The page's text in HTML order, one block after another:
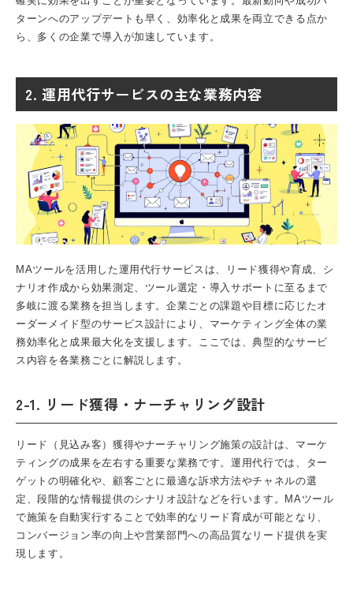
ターンへのアップデートも早く、効率化と成果を両立できる点か
ら、多くの企業で導入が加速しています。
2. 運用代行サービスの主な業務内容
MAツールを活用した運用代行サービスは、リード獲得や育成、シ
ナリオ作成から効果測定、ツール選定・導入サポートに至るまで
多岐に渡る業務を担当します。企業ごとの課題や目標に応じたオ
ーダーメイド型のサービス設計により、マーケティング全体の業
務効率化と成果最大化を支援します。ここでは、典型的なサービ
ス内容を各業務ごとに解説します。
2-1. リード獲得・ナーチャリング設計
リード（見込み客）獲得やナーチャリング施策の設計は、マーケ
ティングの成果を左右する重要な業務です。運用代行では、ター
ゲットの明確化や、顧客ごとに最適な訴求方法やチャネルの選
定、段階的な情報提供のシナリオ設計などを行います。MAツール
で施策を自動実行することで効率的なリード育成が可能となり、
コンバージョン率の向上や営業部門への高品質なリード提供を実
現します。